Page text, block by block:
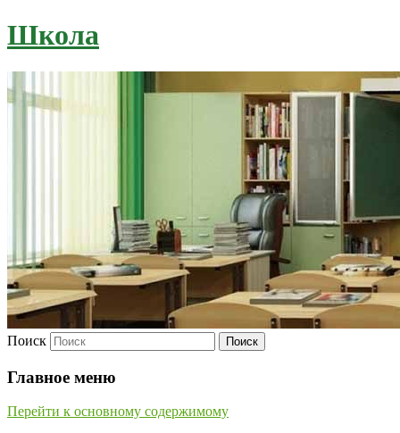
Школа
Поиск
Главное меню
Перейти к основному содержимому